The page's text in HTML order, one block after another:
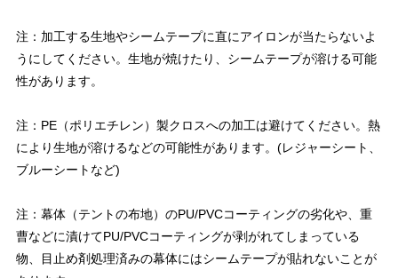
注：加工する生地やシームテープに直にアイロンが当たらないよ
うにしてください。生地が焼けたり、シームテープが溶ける可能
性があります。
注：PE（ポリエチレン）製クロスへの加工は避けてください。熱
により生地が溶けるなどの可能性があります。(レジャーシート、
ブルーシートなど)
注：幕体（テントの布地）のPU/PVCコーティングの劣化や、重
曹などに漬けてPU/PVCコーティングが剥がれてしまっている
物、目止め剤処理済みの幕体にはシームテープが貼れないことが